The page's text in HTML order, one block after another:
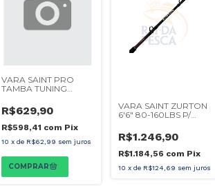
VARA SAINT PRO
TAMBA TUNING
CARRETILHA
R$629,90
R$598,41 com Pix
10 x de R$62,99 sem juros
VARA SAINT ZURTON
6'6" 80-160LBS P/
R$1.246,90
R$1.184,56 com Pix
10 x de R$124,69 sem juros